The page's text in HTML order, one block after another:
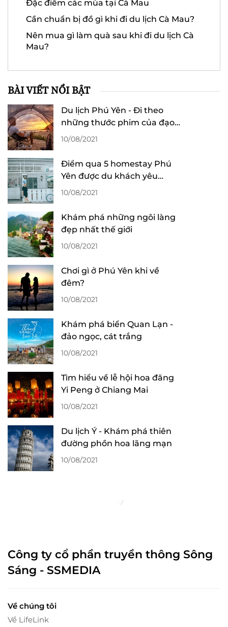
Đặc điểm các mùa tại Cà Mau
Cần chuẩn bị đồ gì khi đi du lịch Cà Mau?
Nên mua gì làm quà sau khi đi du lịch Cà
Mau?
BÀI VIẾT NỔI BẬT
Du lịch Phú Yên - Đi theo
những thước phim của đạo
diễn Victor Vũ
10/08/2021
Điểm qua 5 homestay Phú
Yên được du khách yêu
thích
10/08/2021
Khám phá những ngôi làng
đẹp nhất thế giới
10/08/2021
Chơi gì ở Phú Yên khi về
đêm?
10/08/2021
Khám phá biển Quan Lạn -
đảo ngọc, cát trắng
10/08/2021
Tìm hiểu về lễ hội hoa đăng
Yi Peng ở Chiang Mai
10/08/2021
Du lịch Ý - Khám phá thiên
đường phồn hoa lãng mạn
10/08/2021
Công ty cổ phần truyền thông Sông
Sáng - SSMEDIA
Về chúng tôi
Về LifeLink